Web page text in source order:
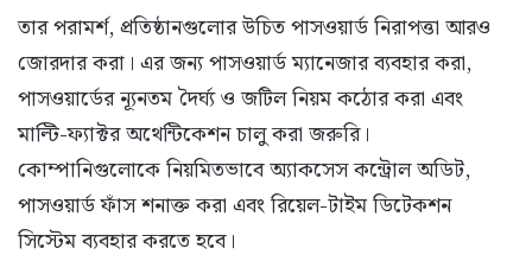
তার পরামর্শ, প্রতিষ্ঠানগুলোর উচিত পাসওয়ার্ড নিরাপত্তা আরও
জোরদার করা। এর জন্য পাসওয়ার্ড ম্যানেজার ব্যবহার করা,
পাসওয়ার্ডের ন্যূনতম দৈর্ঘ্য ও জটিল নিয়ম কঠোর করা এবং
মাল্টি-ফ্যাক্টর অথেন্টিকেশন চালু করা জরুরি।
কোম্পানিগুলোকে নিয়মিতভাবে অ্যাকসেস কন্ট্রোল অডিট,
পাসওয়ার্ড ফাঁস শনাক্ত করা এবং রিয়েল-টাইম ডিটেকশন
সিস্টেম ব্যবহার করতে হবে।